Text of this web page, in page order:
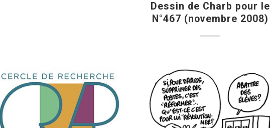
Dessin de Charb pour le
N°467 (novembre 2008)